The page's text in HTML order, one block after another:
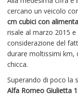
cercano un veicolo
cm cubici con
risale al marzo 2015
considerazione del
durare moltissimi km,
chicca.
Superando di poco la
Alfa Romeo Giulietta